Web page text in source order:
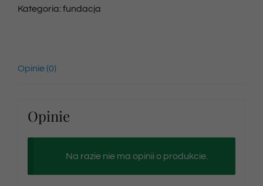
Kategoria:fundacja
Opinie (0)
Opinie
Na razie nie ma opinii o produkcie.